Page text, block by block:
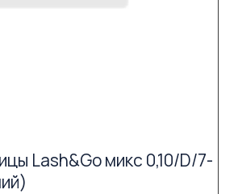
Lash&Go микс 0,10/D/7-